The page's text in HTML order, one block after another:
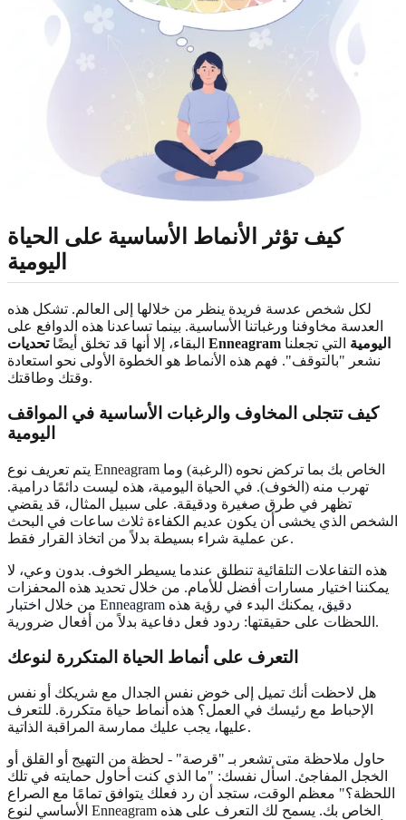
كيف تؤثر الأنماط الأساسية على الحياة
اليومية
لكل شخص عدسة فريدة ينظر من خلالها إلى العالم. تشكل هذه
العدسة مخاوفنا ورغباتنا الأساسية. بينما تساعدنا هذه الدوافع على
البقاء، إلا أنها قد تخلق أيضًا
تحديات Enneagram اليومية التي تجعلنا
نشعر "بالتوقف". فهم هذه الأنماط هو الخطوة الأولى نحو استعادة
وقتك وطاقتك.
كيف تتجلى المخاوف والرغبات الأساسية في المواقف
اليومية
يتم تعريف نوع Enneagram الخاص بك بما تركض نحوه (الرغبة) وما
تهرب منه (الخوف). في الحياة اليومية، هذه ليست دائمًا درامية.
تظهر في طرق صغيرة ودقيقة. على سبيل المثال، قد يقضي
الشخص الذي يخشى أن يكون عديم الكفاءة ثلاث ساعات في البحث
عن عملية شراء بسيطة بدلاً من اتخاذ القرار فقط.
هذه التفاعلات التلقائية تنطلق عندما يسيطر الخوف. بدون وعي، لا
يمكننا اختيار مسارات أفضل للأمام. من خلال تحديد هذه المحفزات
من خلال
اختبار Enneagram دقيق، يمكنك البدء في رؤية هذه
اللحظات على حقيقتها: ردود فعل دفاعية بدلاً من أفعال ضرورية.
التعرف على أنماط الحياة المتكررة لنوعك
هل لاحظت أنك تميل إلى خوض نفس الجدال مع شريكك أو نفس
الإحباط مع رئيسك في العمل؟ هذه أنماط حياة متكررة. للتعرف
عليها، يجب عليك ممارسة المراقبة الذاتية.
حاول ملاحظة متى تشعر بـ "قرصة" - لحظة من التهيج أو القلق أو
الخجل المفاجئ. اسأل نفسك: "ما الذي كنت أحاول حمايته في تلك
اللحظة؟" معظم الوقت، ستجد أن رد فعلك يتوافق تمامًا مع الصراع
الأساسي لنوع Enneagram الخاص بك. يسمح لك التعرف على هذه